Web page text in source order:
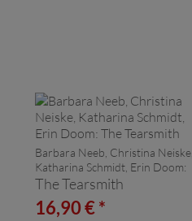
Barbara Neeb, Christina Neiske,
Katharina Schmidt, Erin Doom:
The Tearsmith
16,90 € *